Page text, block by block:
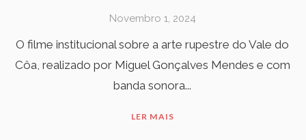
Novembro 1, 2024
O filme institucional sobre a arte rupestre do Vale do
Côa, realizado por Miguel Gonçalves Mendes e com
banda sonora...
LER MAIS